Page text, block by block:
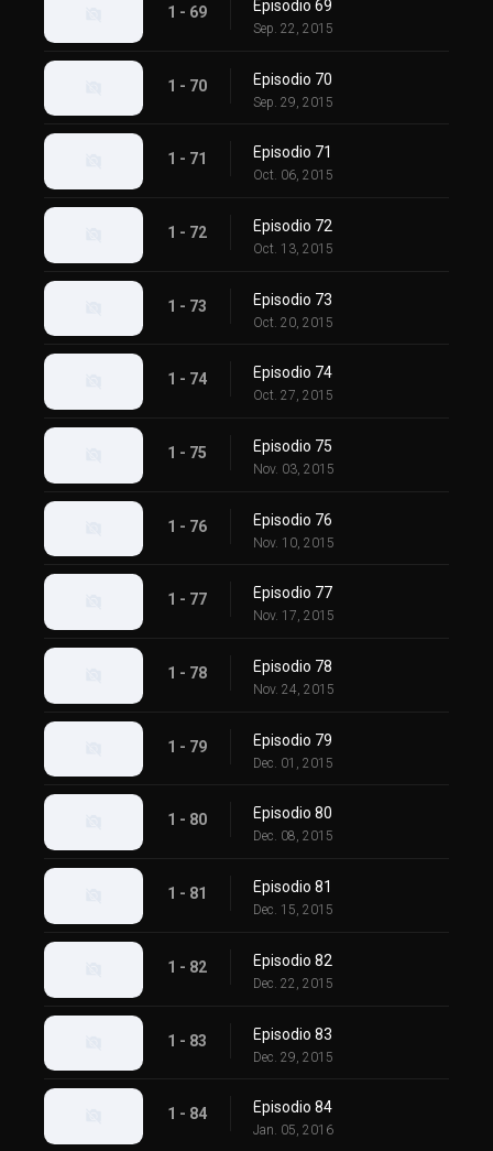
1 - 69 Episodio 69
Sep. 22, 2015
1 - 70 Episodio 70
Sep. 29, 2015
1 - 71 Episodio 71
Oct. 06, 2015
1 - 72 Episodio 72
Oct. 13, 2015
1 - 73 Episodio 73
Oct. 20, 2015
1 - 74 Episodio 74
Oct. 27, 2015
1 - 75 Episodio 75
Nov. 03, 2015
1 - 76 Episodio 76
Nov. 10, 2015
1 - 77 Episodio 77
Nov. 17, 2015
1 - 78 Episodio 78
Nov. 24, 2015
1 - 79 Episodio 79
Dec. 01, 2015
1 - 80 Episodio 80
Dec. 08, 2015
1 - 81 Episodio 81
Dec. 15, 2015
1 - 82 Episodio 82
Dec. 22, 2015
1 - 83 Episodio 83
Dec. 29, 2015
1 - 84 Episodio 84
Jan. 05, 2016